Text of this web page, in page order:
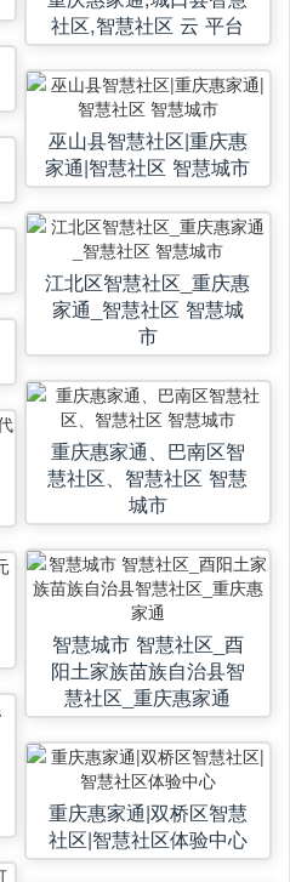
社区,智慧社区 云 平台
巫山县智慧社区|重庆惠
家通|智慧社区 智慧城市
江北区智慧社区_重庆惠
家通_智慧社区 智慧城
市
重庆惠家通、巴南区智
慧社区、智慧社区 智慧
城市
智慧城市 智慧社区_酉
阳土家族苗族自治县智
慧社区_重庆惠家通
重庆惠家通|双桥区智慧
社区|智慧社区体验中心